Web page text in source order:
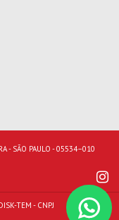
- SÃO PAULO - 05534–010
TEM - CNPJ